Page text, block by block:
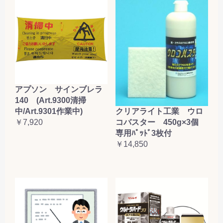
アプソン サインブレラ
140 (Art.9300清掃
中/Art.9301作業中)
￥7,920
クリアライト工業 ウロ
コバスター 450g×3個
専用ﾊﾟｯﾄﾞ3枚付
￥14,850